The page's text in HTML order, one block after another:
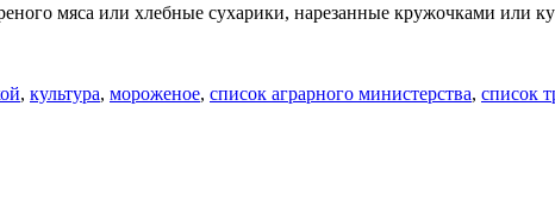
мяса или хлебные сухарики, нарезанные кружочками или
, культура, мороженое, список аграрного министерства, список